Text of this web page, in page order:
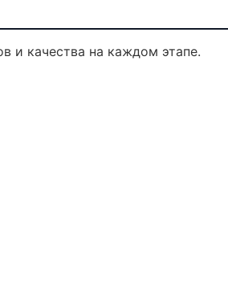
и качества на каждом этапе.